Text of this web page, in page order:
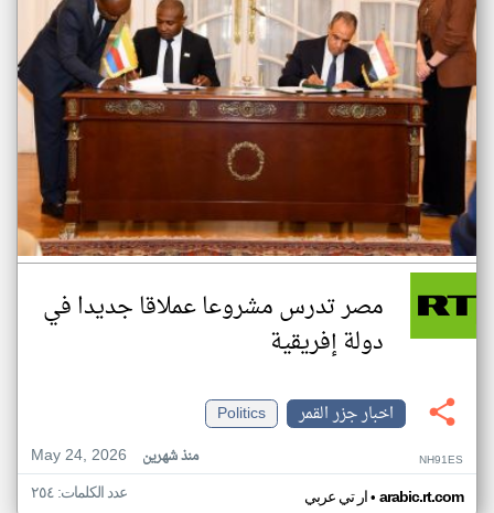
مصر تدرس مشروعا عملاقا جديدا في
دولة إفريقية
اخبار جزر القمر
Politics
May 24, 2026
منذ شهرين NH91ES
ار تي عربي• arabic.rt.com عدد الكلمات: ٢٥٤